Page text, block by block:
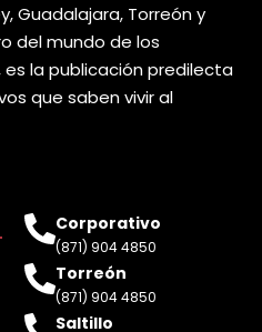
Guadalajara, Torreón y
del mundo de los
la publicación predilecta
que saben vivir al
Corporativo
(871) 904 4850
Torreón
(871) 904 4850
Saltillo